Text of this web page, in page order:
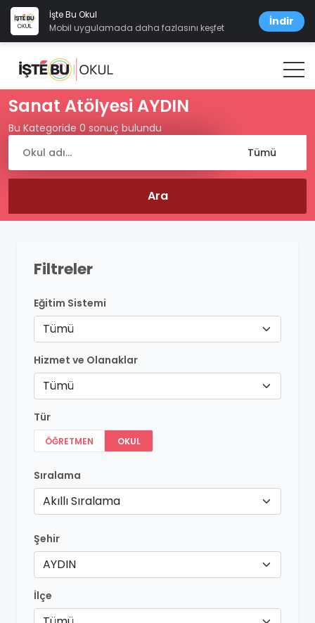
İşte Bu Okul
Mobil uygulamada daha fazlasını keşfet
İndir
Sanat Atölyesi AYDIN
Bu Kategoride 0 sonuç bulundu
Filtreler
Eğitim Sistemi
Tümü
Hizmet ve Olanaklar
Tümü
Tür
ÖĞRETMEN OKUL
Sıralama
Akıllı Sıralama
Şehir
AYDIN
İlçe